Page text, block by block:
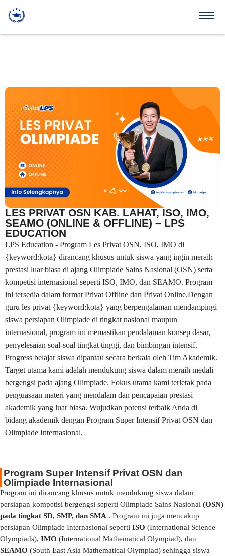
LES PRIVAT OSN KAB. LAHAT, ISO, IMO,
SEAMO (ONLINE & OFFLINE) – LPS
EDUCATION
LPS Education - Program Les Privat OSN, ISO, IMO di
{keyword:kota} dirancang khusus untuk siswa yang ingin meraih
prestasi luar biasa di ajang Olimpiade Sains Nasional (OSN) serta
kompetisi internasional seperti ISO, IMO, dan SEAMO. Program
ini tersedia dalam format Privat Offline dan Privat Online.Dengan
guru les privat {keyword:kota} yang berpengalaman mendampingi
siswa persiapan Olimpiade di tingkat nasional maupun
internasional, program ini memastikan pendalaman konsep dasar,
penyelesaian soal-soal tingkat tinggi, dan bimbingan intensif.
Progress belajar siswa dipantau secara berkala oleh Tim Akademik.
Target utama kami adalah mendukung siswa dalam meraih medali
bergengsi pada ajang Olimpiade. Fokus utama kami terletak pada
penguasaan materi yang mendalam dan pencapaian prestasi
akademik yang luar biasa. Wujudkan potensi terbaik Anda di
bidang akademik dengan Program Super Intensif Privat OSN dan
Olimpiade Internasional.
Program Super Intensif Privat OSN dan
Olimpiade Internasional
Program ini dirancang khusus untuk mendukung siswa dalam
persiapan kompetisi bergengsi seperti Olimpiade Sains Nasional (OSN)
pada tingkat SD, SMP, dan SMA . Program ini juga mencakup
persiapan Olimpiade Internasional seperti ISO (International Science
Olympiads), IMO (International Mathematical Olympiad), dan
SEAMO (South East Asia Mathematical Olympiad) sehingga siswa